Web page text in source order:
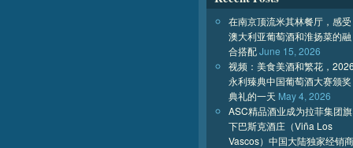
在南京顶流米其林餐厅，感受
澳大利亚葡萄酒和淮扬菜的融
合搭配June 15, 2026
视频：美食美酒和繁花，
永利臻典中国葡萄酒大赛颁奖
典礼的一天 May 4, 2026
ASC精品酒业成为拉菲集团旗
下巴斯克酒庄（Viña Los
Vascos）中国大陆独家经销商